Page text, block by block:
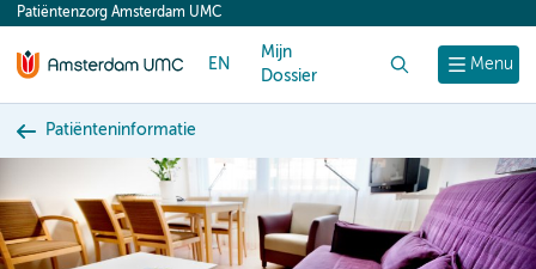
content
Menu
Patiëntenzorg Amsterdam UMC
EN
Mijn
Dossier
Patiënteninformatie